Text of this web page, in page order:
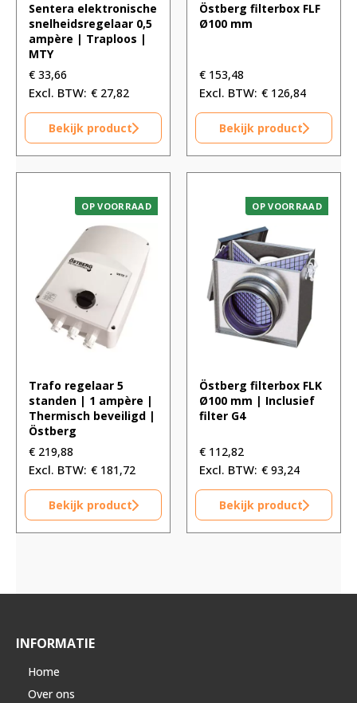
Sentera elektronische
snelheidsregelaar 0,5
ampère | Traploos |
MTY
€ 33,66
€ 27,82
Bekijk product
Östberg filterbox FLF
Ø100 mm
€ 153,48
€ 126,84
Bekijk product
OP VOORRAAD
Trafo regelaar 5
standen | 1 ampère |
Thermisch beveiligd |
Östberg
€ 219,88
€ 181,72
Bekijk product
OP VOORRAAD
Östberg filterbox FLK
Ø100 mm | Inclusief
filter G4
€ 112,82
€ 93,24
Bekijk product
INFORMATIE
Home
Over ons